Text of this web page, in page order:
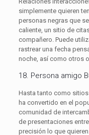
simplemente quieren
personas negras que
caliente, un sitio de
compañero. Puede
rastrear una fecha
noche, así como otros
18. Persona amigo
Hasta tanto como
ha convertido en el
comunidad de
de presentaciones
precisión lo que